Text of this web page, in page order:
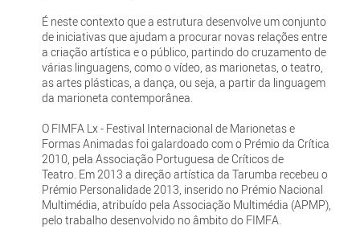
É neste contexto que a estrutura desenvolve um conjunto
de iniciativas que ajudam a procurar novas relações entre
a criação artística e o público, partindo do cruzamento de
várias linguagens, como o vídeo, as marionetas, o teatro,
as artes plásticas, a dança, ou seja, a partir da linguagem
da marioneta contemporânea.
O FIMFA Lx - Festival Internacional de Marionetas e
Formas Animadas foi galardoado com o Prémio da Crítica
2010, pela Associação Portuguesa de Críticos de
Teatro. Em 2013 a direção artística da Tarumba recebeu o
Prémio Personalidade 2013, inserido no Prémio Nacional
Multimédia, atribuído pela Associação Multimédia (APMP),
pelo trabalho desenvolvido no âmbito do FIMFA.